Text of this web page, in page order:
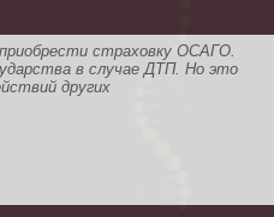
страховку ОСАГО.
в случае ДТП. Но это
других